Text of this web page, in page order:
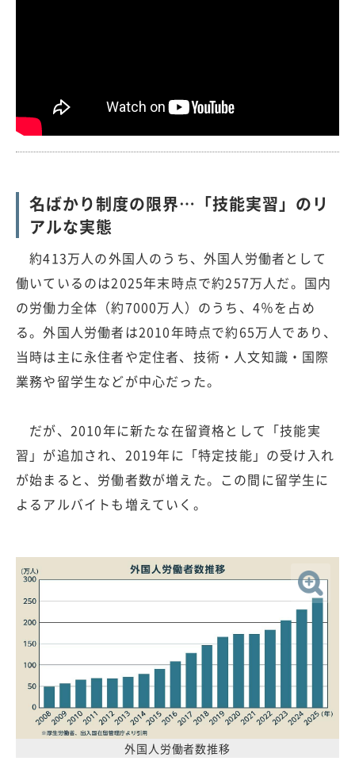
名ばかり制度の限界…「技能実習」のリ
アルな実態
約413万人の外国人のうち、外国人労働者として
働いているのは2025年末時点で約257万人だ。国内
の労働力全体（約7000万人）のうち、4％を占め
る。外国人労働者は2010年時点で約65万人であり、
当時は主に永住者や定住者、技術・人文知識・国際
業務や留学生などが中心だった。
だが、2010年に新たな在留資格として「技能実
習」が追加され、2019年に「特定技能」の受け入れ
が始まると、労働者数が増えた。この間に留学生に
よるアルバイトも増えていく。
外国人労働者数推移